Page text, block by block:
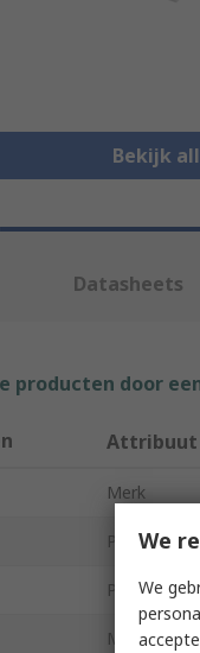
Bekijk
Datasheets
producten door
Attribuut
Merk
Product
Port Size
Maximum
We
We